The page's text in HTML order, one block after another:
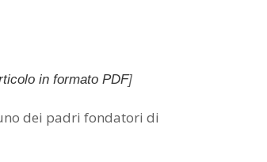
in formato PDF]
dei padri fondatori di